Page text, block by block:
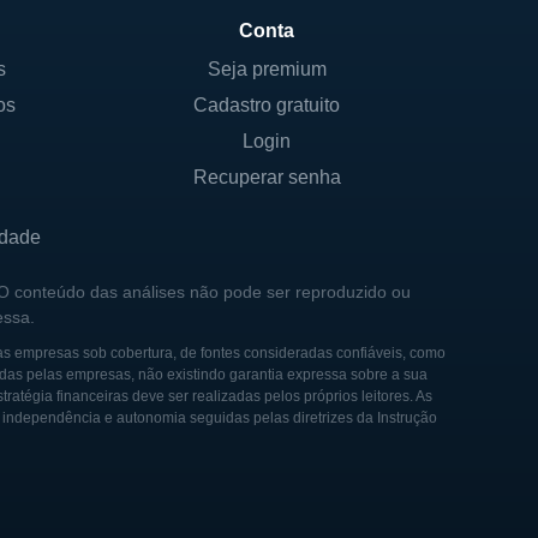
da Cara
capital, mas também
novas abordagens
o tratamento da dor e
clínicos em várias
tratamentos
Conta
Seja premium
Cadastro gratuito
Login
Recuperar senha
conteúdo das análises não pode ser reproduzido ou
sob cobertura, de fontes consideradas confiáveis, como
pelas empresas, não existindo garantia expressa sobre a sua
financeiras deve ser realizadas pelos próprios leitores. As
e autonomia seguidas pelas diretrizes da Instrução